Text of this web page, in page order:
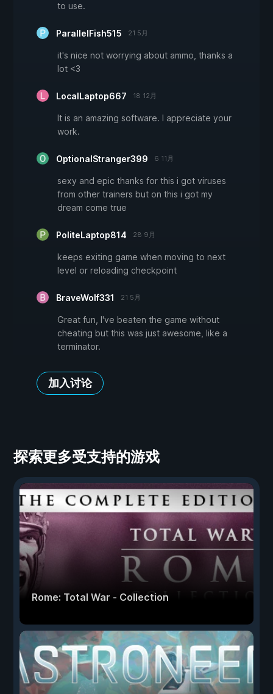
to use.
ParallelFish515 21 5月
it's nice not worrying about ammo, thanks a
lot <3
LocalLaptop667 18 12月
It is an amazing software. I appreciate your
work.
OptionalStranger399 6 11月
sexy and epic thanks for this i got viruses
from other trainers but on this i got my
dream come true
PoliteLaptop814 28 9月
keeps exiting game when moving to next
level or reloading checkpoint
BraveWolf331 21 5月
Great fun, I've beaten the game without
cheating but this was just awesome, like a
terminator.
加入讨论
探索更多受支持的游戏
Rome: Total War - Collection